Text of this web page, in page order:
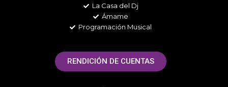
La Casa del Dj
Ámame
Programación Musical
RENDICIÓN DE CUENTAS